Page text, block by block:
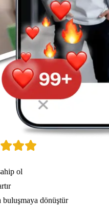
ol
buluşmaya dönüştür